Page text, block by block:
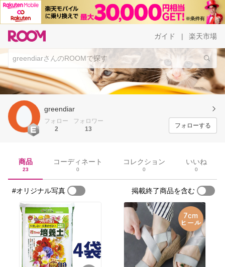
ガイド 楽天市場
greendiar
フォロー
2
フォロワー
13
フォローする
商品
23
コーディネート
0
コレクション
0
いいね
0
#オリジナル写真 掲載終了商品を含む